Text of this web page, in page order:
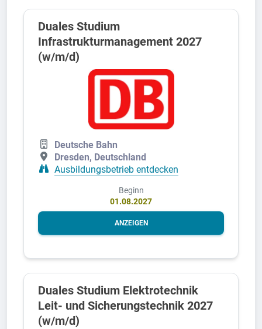
Duales Studium
Infrastrukturmanagement 2027
(w/m/d)
Deutsche Bahn
Dresden, Deutschland
Ausbildungsbetrieb entdecken
Beginn
01.08.2027
ANZEIGEN
Duales Studium Elektrotechnik
Leit- und Sicherungstechnik 2027
(w/m/d)